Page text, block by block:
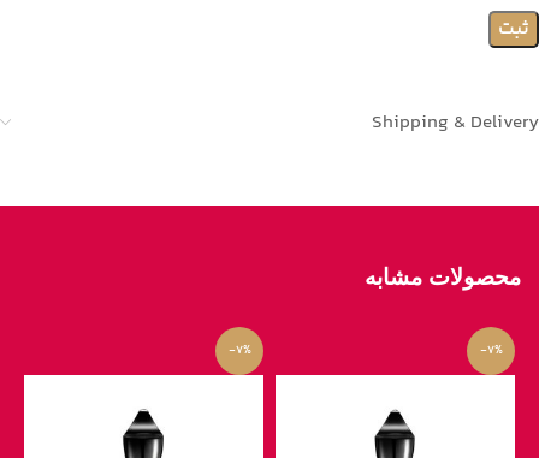
Shipping & Delivery
محصولات مشابه
-7%
-7%